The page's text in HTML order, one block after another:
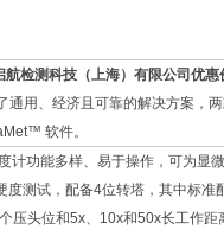
航检测科技（上海）有限公司优惠
用、经济且可靠的解决方案，
软件。
功能多样、易于操作，可为显
测试，配备4位转塔，其中标
压头位和5x、10x和50x长工作距